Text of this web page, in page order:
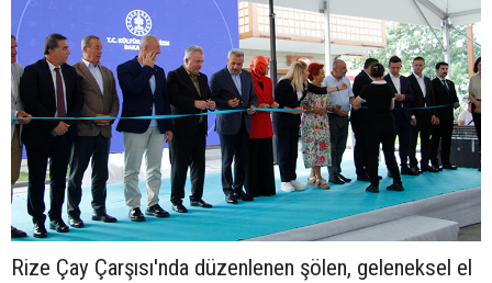
Rize Çay Çarşısı'nda düzenlenen şölen, geleneksel el